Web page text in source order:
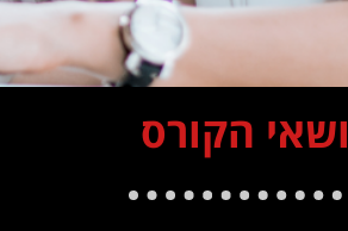
הקורס